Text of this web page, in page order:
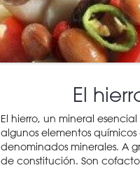
El
El hierro, un mineral
algunos elementos
denominados minerales. A
de constitución. Son